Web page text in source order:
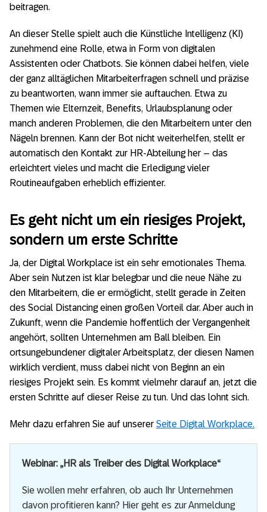
beitragen.
An dieser Stelle spielt auch die Künstliche Intelligenz (KI)
zunehmend eine Rolle, etwa in Form von digitalen
Assistenten oder Chatbots. Sie können dabei helfen, viele
der ganz alltäglichen Mitarbeiterfragen schnell und präzise
zu beantworten, wann immer sie auftauchen. Etwa zu
Themen wie Elternzeit, Benefits, Urlaubsplanung oder
manch anderen Problemen, die den Mitarbeitern unter den
Nägeln brennen. Kann der Bot nicht weiterhelfen, stellt er
automatisch den Kontakt zur HR-Abteilung her – das
erleichtert vieles und macht die Erledigung vieler
Routineaufgaben erheblich effizienter.
Es geht nicht um ein riesiges Projekt,
sondern um erste Schritte
Ja, der Digital Workplace ist ein sehr emotionales Thema.
Aber sein Nutzen ist klar belegbar und die neue Nähe zu
den Mitarbeitern, die er ermöglicht, stellt gerade in Zeiten
des Social Distancing einen großen Vorteil dar. Aber auch in
Zukunft, wenn die Pandemie hoffentlich der Vergangenheit
angehört, sollten Unternehmen am Ball bleiben. Ein
ortsungebundener digitaler Arbeitsplatz, der diesen Namen
wirklich verdient, muss dabei nicht von Beginn an ein
riesiges Projekt sein. Es kommt vielmehr darauf an, jetzt die
ersten Schritte auf dieser Reise zu tun. Und das lohnt sich.
Mehr dazu erfahren Sie auf unserer Seite Digital Workplace.
Webinar: „HR als Treiber des Digital Workplace“
Sie wollen mehr erfahren, ob auch Ihr Unternehmen
davon profitieren kann? Hier geht es zur Anmeldung